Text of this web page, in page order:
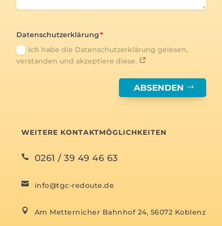
Datenschutzerklärung
Ich habe die Datenschutzerklärung gelesen,
verstanden und akzeptiere diese.
ABSENDEN
WEITERE KONTAKTMÖGLICHKEITEN
 0261 / 39 49 46 63
 info@tgc-redoute.de
 Am Metternicher Bahnhof 24, 56072 Koblenz